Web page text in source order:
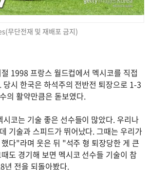
단전재 및 재배포 금지)
1998 프랑스 월드컵에서 멕시코를 직접
당시 한국은 하석주의 전반전 퇴장으로 1-3
의 활약만큼은 돋보였다.
코는 기술 좋은 선수들이 많았다. 우리나
기술과 스피드가 뛰어났다. 그때는 우리가
다"라며 웃은 뒤 "석주 형 퇴장당한 게 큰
도 경기해 보면 멕시코 선수들 기술이 참
년 전을 되돌아봤다.